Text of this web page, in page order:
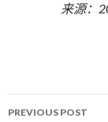
来源：
PREVIOUS POST